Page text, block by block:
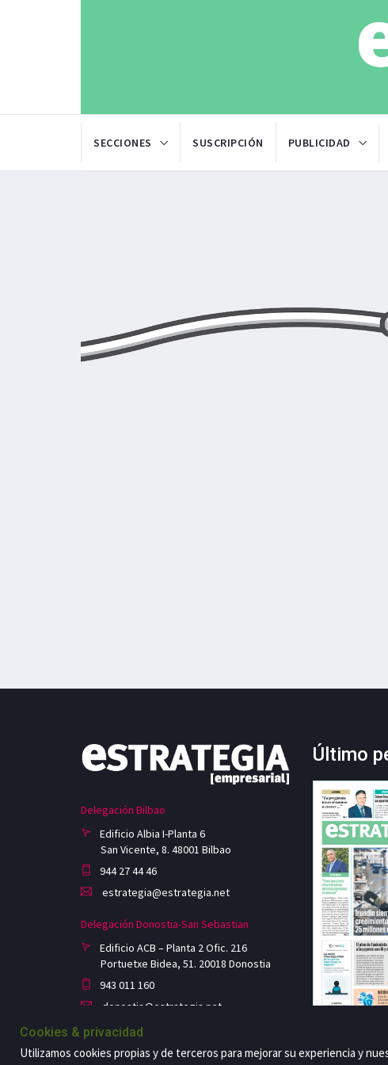
SECCIONES SUSCRIPCIÓN PUBLICIDAD
Delegación Bilbao
Edificio Albia I-Planta 6
San Vicente, 8. 48001 Bilbao
944 27 44 46
estrategia@estrategia.net
Delegación Donostia-San Sebastian
Edificio ACB – Planta 2 Ofic. 216
Portuetxe Bidea, 51. 20018 Donostia
943 011 160
donostia@estrategia.net
Último
Cookies & privacidad
Utilizamos cookies propias y de terceros para mejorar su experiencia y